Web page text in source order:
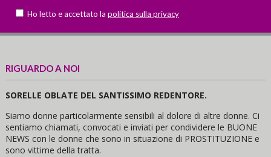
Ho letto e accettato la politica sulla privacy
RIGUARDO A NOI
SORELLE OBLATE DEL SANTISSIMO REDENTORE.
Siamo donne particolarmente sensibili al dolore di altre donne. Ci
sentiamo chiamati, convocati e inviati per condividere le BUONE
NEWS con le donne che sono in situazione di PROSTITUZIONE e
sono vittime della tratta.